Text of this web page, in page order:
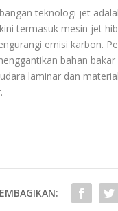
teknologi jet
termasuk mesin jet
emisi karbon.
bahan
laminar dan
.